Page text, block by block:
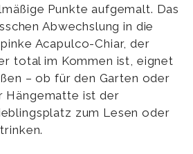
Punkte aufgemalt. Das
Abwechslung in die
Acapulco-Chiar, der
total im Kommen ist, eignet
– ob für den Garten oder
Hängematte ist der
zum Lesen oder